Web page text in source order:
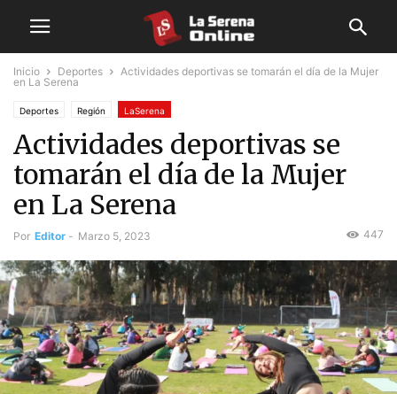
Inicio Deportes
Actividades deportivas se tomarán el día de la Mujer
en La Serena
Deportes Región LaSerena
Actividades deportivas se
tomarán el día de la Mujer
en La Serena
Por Editor - Marzo 5, 2023 447